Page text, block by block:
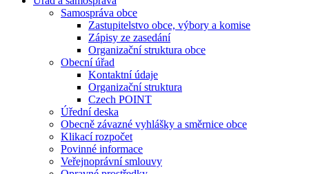
Samospráva obce
Zastupitelstvo obce, výbory a komise
Zápisy ze zasedání
Organizační struktura obce
Obecní úřad
Kontaktní údaje
Organizační struktura
Czech POINT
Úřední deska
Obecně závazné vyhlášky a směrnice obce
Klikací rozpočet
Povinné informace
Veřejnoprávní smlouvy